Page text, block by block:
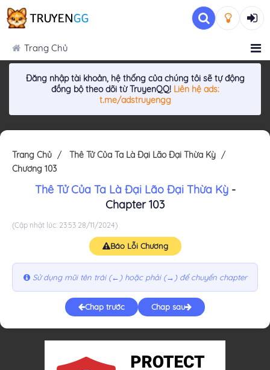
Trang Chủ
Đăng nhập tài khoản, hệ thống của chúng tôi sẽ tự động
đồng bộ theo dõi từ TruyenQQ! Liên hệ ads:
t.me/adstruyengg
Trang Chủ
Thê Tử Của Ta Là Đại Lão Đại Thừa Kỳ
Chương 103
Thê Tử Của Ta Là Đại Lão Đại Thừa Kỳ-
Chapter 103
(Cập nhật lúc: 23:53 28/11/2024)
Báo Lỗi Chương
Sử dụng mũi tên trái (←) hoặc phải (→) để chuyển chapter
Chap trước Chap sau